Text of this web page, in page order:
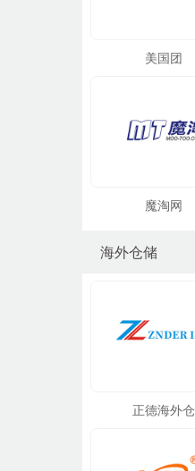
美国团
魔淘网
海外仓储
正德海外仓